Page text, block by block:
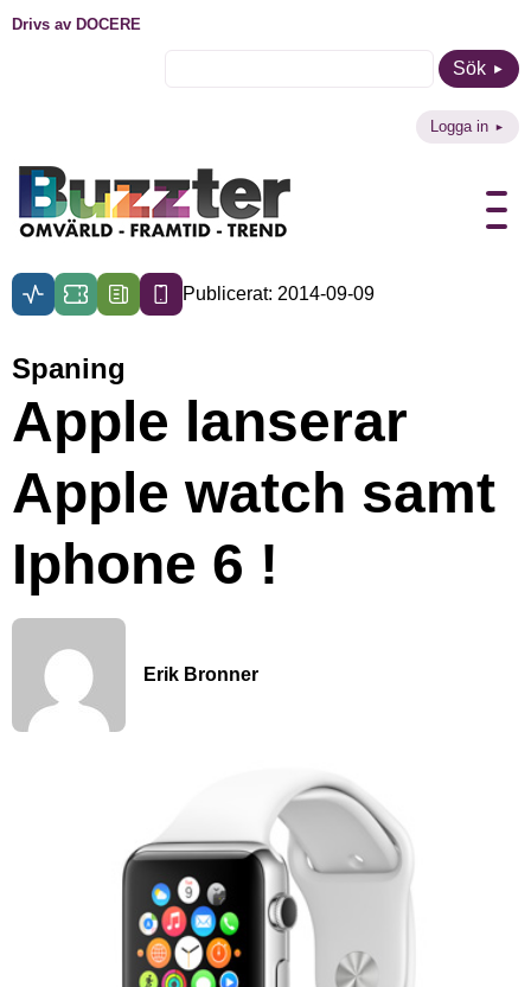
Drivs av DOCERE
Sök
Logga in
Publicerat: 2014-09-09
Spaning
Apple lanserar
Apple watch samt
Iphone 6 !
Erik Bronner